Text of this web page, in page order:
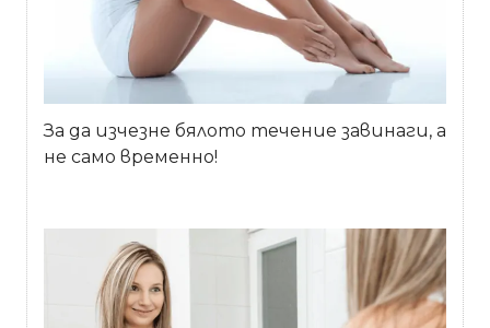
За да изчезне бялото течение завинаги, а
не само временно!